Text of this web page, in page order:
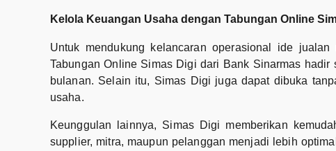
Kelola Keuangan Usaha dengan Tabungan Online
Untuk mendukung kelancaran operasional ide
Tabungan Online Simas Digi dari Bank Sinarmas
bulanan. Selain itu, Simas Digi juga dapat dibuka
usaha.
Keunggulan lainnya, Simas Digi memberikan
supplier, mitra, maupun pelanggan menjadi lebih